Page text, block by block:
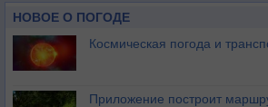
НОВОЕ О ПОГОДЕ
Космическая погода и
Приложение построит